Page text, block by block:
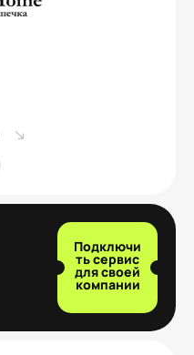
Подключи
ть сервис
для своей
компании